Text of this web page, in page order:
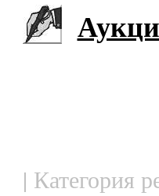
| Категория